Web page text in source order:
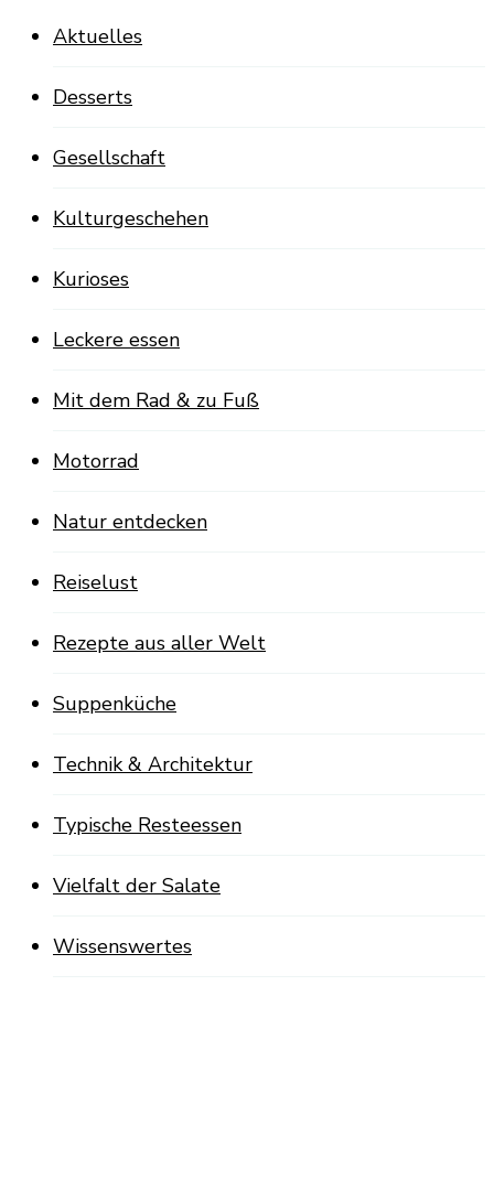
Aktuelles
Desserts
Gesellschaft
Kulturgeschehen
Kurioses
Leckere essen
Mit dem Rad & zu Fuß
Motorrad
Natur entdecken
Reiselust
Rezepte aus aller Welt
Suppenküche
Technik & Architektur
Typische Resteessen
Vielfalt der Salate
Wissenswertes